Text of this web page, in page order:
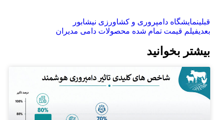
قبلینمایشگاه دامپروری و کشاورزی نیشابور
بعدیفیلم قیمت تمام شده محصولات دامی مدیران
بیشتر بخوانید